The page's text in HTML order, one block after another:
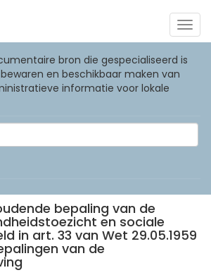
bron die gespecialiseerd is
en beschikbaar maken van
informatie voor lokale
bepaling van de
en sociale
in art. 33 van Wet 29.05.1959
van de